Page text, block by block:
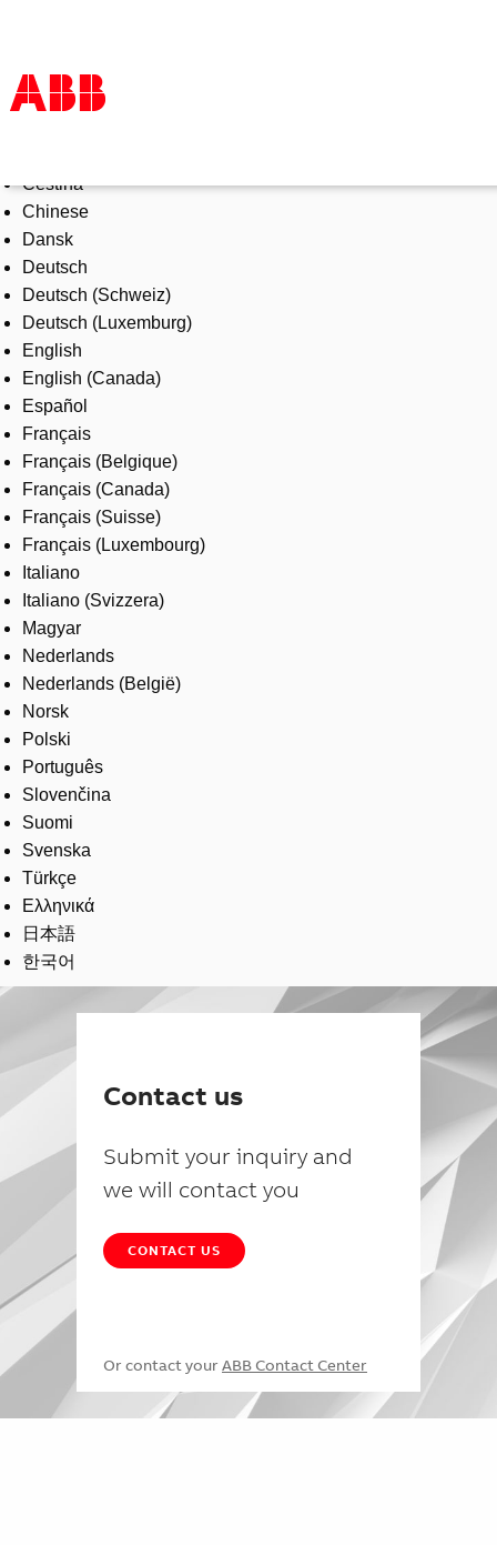
Products & Solutions
Industries
Services
About us
Where to buy
Contact us
Careers
Čeština
Chinese
Dansk
Deutsch
Deutsch (Schweiz)
Deutsch (Luxemburg)
English
English (Canada)
Español
Français
Français (Belgique)
Français (Canada)
Français (Suisse)
Français (Luxembourg)
Italiano
Italiano (Svizzera)
Magyar
Nederlands
Nederlands (België)
Norsk
Polski
Português
Slovenčina
Suomi
Svenska
Türkçe
Ελληνικά
日本語
한국어
Contact us
Submit your inquiry and
we will contact you
CONTACT US
Or contact your ABB Contact Center